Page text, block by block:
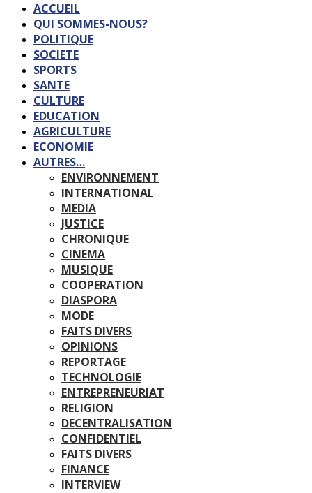
ACCUEIL
QUI SOMMES-NOUS?
POLITIQUE
SOCIETE
SPORTS
SANTE
CULTURE
EDUCATION
AGRICULTURE
ECONOMIE
AUTRES…
ENVIRONNEMENT
INTERNATIONAL
MEDIA
JUSTICE
CHRONIQUE
CINEMA
MUSIQUE
COOPERATION
DIASPORA
MODE
FAITS DIVERS
OPINIONS
REPORTAGE
TECHNOLOGIE
ENTREPRENEURIAT
RELIGION
DECENTRALISATION
CONFIDENTIEL
FAITS DIVERS
FINANCE
INTERVIEW